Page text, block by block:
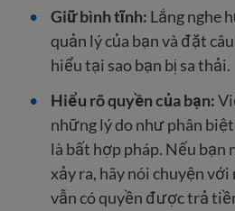
Giữ bình tĩnh: Lắng nghe
quản lý của bạn và đặt
hiểu tại sao bạn bị sa thải.
Hiểu rõ quyền của bạn:
những lý do như phân
là bất hợp pháp. Nếu bạn
xảy ra, hãy nói chuyện
vẫn có quyền được trả